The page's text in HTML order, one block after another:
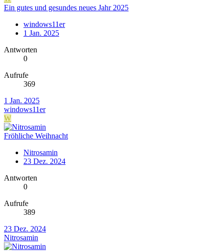
Ein gutes und gesundes neues Jahr 2025
windows11er
1 Jan. 2025
Antworten
0
Aufrufe
369
1 Jan. 2025
windows11er
W
Fröhliche Weihnacht
Nitrosamin
23 Dez. 2024
Antworten
0
Aufrufe
389
23 Dez. 2024
Nitrosamin